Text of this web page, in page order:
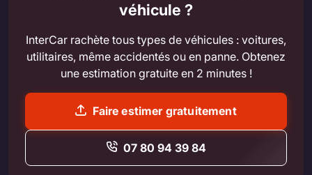
véhicule ?
InterCar rachète tous types de véhicules : voitures,
utilitaires, même accidentés ou en panne. Obtenez
une estimation gratuite en 2 minutes !
Faire estimer gratuitement
07 80 94 39 84